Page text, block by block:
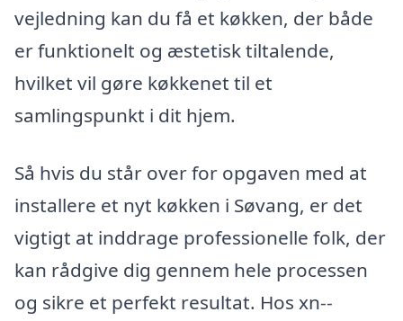
vejledning kan du få et køkken, der både
er funktionelt og æstetisk tiltalende,
hvilket vil gøre køkkenet til et
samlingspunkt i dit hjem.
Så hvis du står over for opgaven med at
installere et nyt køkken i Søvang, er det
vigtigt at inddrage professionelle folk, der
kan rådgive dig gennem hele processen
og sikre et perfekt resultat. Hos xn--